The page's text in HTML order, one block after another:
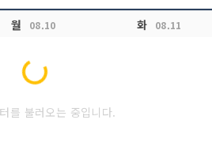
월 08.10 화 08.11
를 불러오는 중입니다.